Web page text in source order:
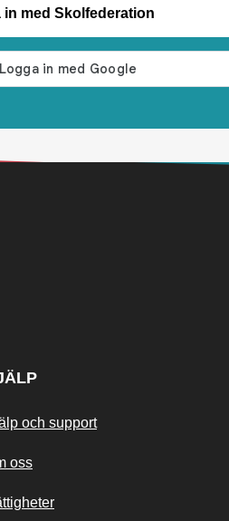
in med Skolfederation
och support
oss